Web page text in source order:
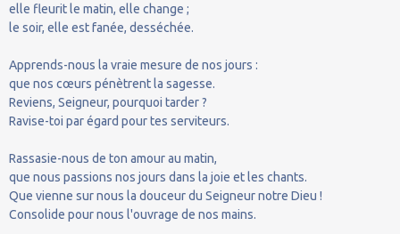
elle fleurit le matin, elle change ;
le soir, elle est fanée, desséchée.
Apprends-nous la vraie mesure de nos jours :
que nos cœurs pénètrent la sagesse.
Reviens, Seigneur, pourquoi tarder ?
Ravise-toi par égard pour tes serviteurs.
Rassasie-nous de ton amour au matin,
que nous passions nos jours dans la joie et les chants.
Que vienne sur nous la douceur du Seigneur notre Dieu !
Consolide pour nous l'ouvrage de nos mains.